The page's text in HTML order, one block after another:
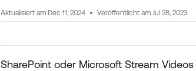
Aktualisiert am Dec 11, 2024 Veröffentlicht am Jul 28, 2023
SharePoint oder Microsoft Stream